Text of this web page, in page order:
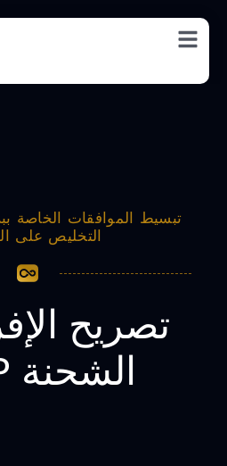
التخليص على
تصريح
الشحنة CPIP